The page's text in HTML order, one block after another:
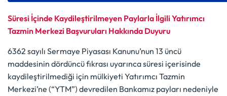
Süresi İçinde Kaydileştirilmeyen Paylarla İlgili Yatırımcı
Tazmin Merkezi Başvuruları Hakkında Duyuru
6362 sayılı Sermaye Piyasası Kanunu’nun 13 üncü
maddesinin dördüncü fıkrası uyarınca süresi içerisinde
kaydileştirilmediği için mülkiyeti Yatırımcı Tazmin
Merkezi’ne (“YTM”) devredilen Bankamız payları nedeniyle